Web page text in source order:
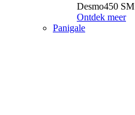
Desmo450 SM
Ontdek meer
Panigale